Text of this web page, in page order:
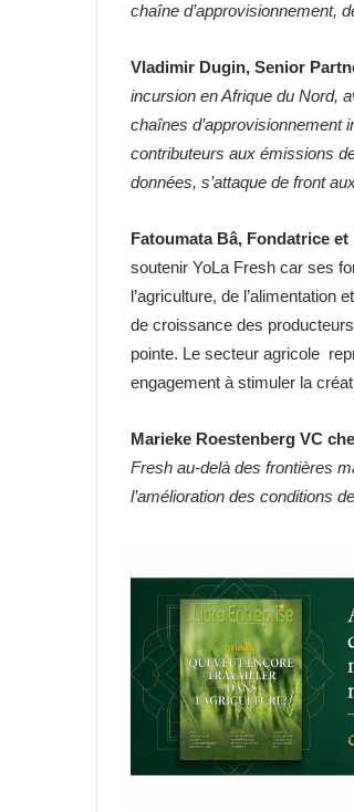
chaîne d’approvisionnement,
Vladimir Dugin, Senior
incursion en Afrique du Nord,
chaînes d’approvisionnement
contributeurs aux émissions
données, s’attaque de front
Fatoumata Bâ, Fondatrice
soutenir YoLa Fresh car ses
l’agriculture, de
de croissance des
pointe. Le secteur agricole
engagement à stimuler la
Marieke Roestenberg VC
Fresh au-delà des frontières
l’amélioration des conditions